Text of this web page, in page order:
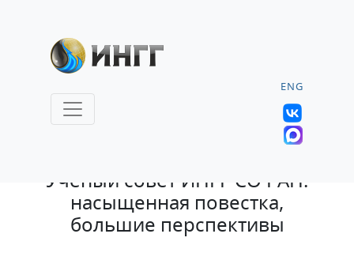
ENG
Учёный совет ИНГГ СО РАН:
насыщенная повестка,
большие перспективы